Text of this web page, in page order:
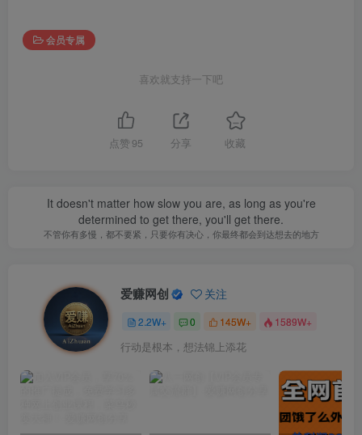
会员专属
喜欢就支持一下吧
点赞 95 分享 收藏
It doesn't matter how slow you are, as long as you're
determined to get there, you'll get there.
不管你有多慢，都不要紧，只要你有决心，你最终都会到达想去的地方
爱赚网创 关注
2.2W+ 0 145W+ 1589W+
行动是根本，想法锦上添花